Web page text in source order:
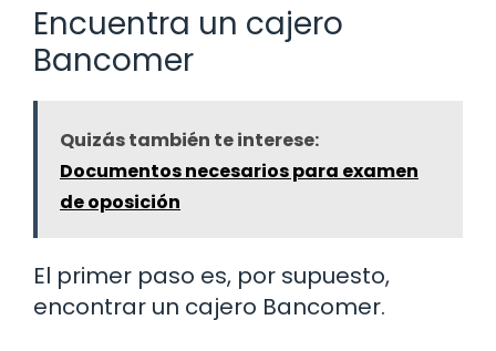
Encuentra un cajero
Bancomer
Quizás también te interese:
Documentos necesarios para examen
de oposición
El primer paso es, por supuesto,
encontrar un cajero Bancomer.